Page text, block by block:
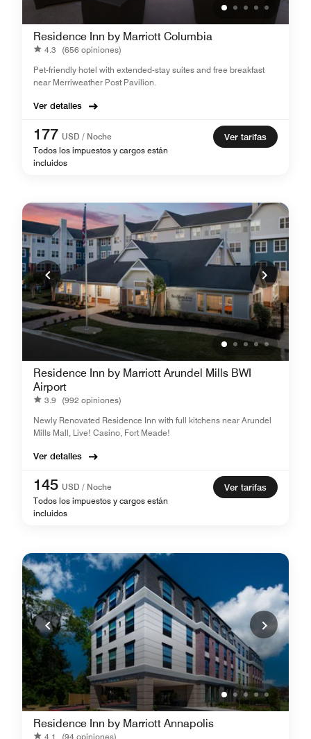
Residence Inn by Marriott Columbia
4.3
(656 opiniones)
Pet-friendly hotel with extended-stay suites and free breakfast
near Merriweather Post Pavilion.
Ver detalles
177 USD / Noche
Todos los impuestos y cargos están
incluidos
Ver tarifas
Residence Inn by Marriott Arundel Mills BWI
Airport
3.9
(992 opiniones)
Newly Renovated Residence Inn with full kitchens near Arundel
Mills Mall, Live! Casino, Fort Meade!
Ver detalles
145 USD / Noche
Todos los impuestos y cargos están
incluidos
Ver tarifas
Residence Inn by Marriott Annapolis
4.1 (94 opiniones)